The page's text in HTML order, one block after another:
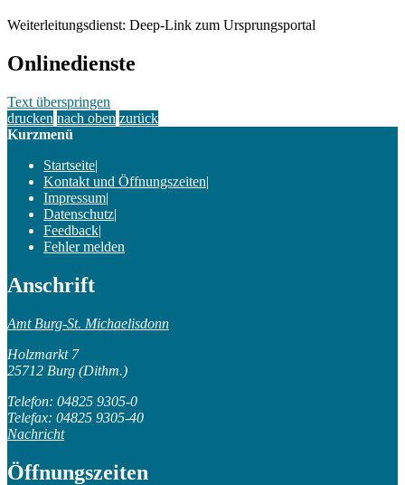
Weiterleitungsdienst: Deep-Link zum Ursprungsportal
Onlinedienste
Text überspringen
drucken nach oben zurück
Kurzmenü
Startseite|
Kontakt und Öffnungszeiten|
Impressum|
Datenschutz|
Feedback|
Fehler melden
Anschrift
Amt Burg-St. Michaelisdonn
Holzmarkt 7
25712 Burg (Dithm.)
Telefon: 04825 9305-0
Telefax: 04825 9305-40
Nachricht
Öffnungszeiten